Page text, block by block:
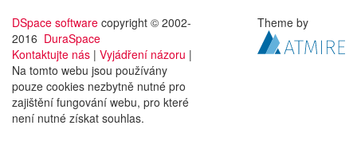
DSpace software copyright © 2002-
2016 DuraSpace
Kontaktujte nás | Vyjádření názoru |
Na tomto webu jsou používány
pouze cookies nezbytně nutné pro
zajištění fungování webu, pro které
není nutné získat souhlas.
Theme by